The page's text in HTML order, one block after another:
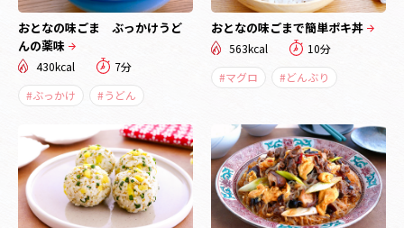
おとなの味ごま ぶっかけうど
んの薬味
430kcal
7分
#ぶっかけ
#うどん
おとなの味ごまで簡単ポキ丼
563kcal
10分
#マグロ
#どんぶり